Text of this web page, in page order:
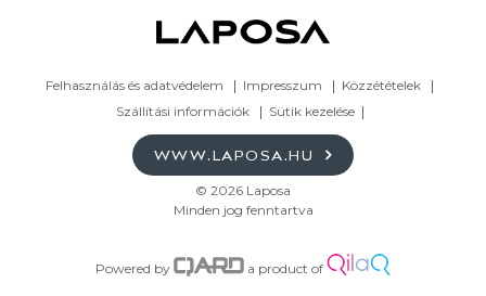
Felhasználás és adatvédelem Impresszum
Közzétételek
Szállítási információk
Sütik kezelése
WWW.LAPOSA.HU
© 2026 Laposa
Minden jog fenntartva
Powered by a product of